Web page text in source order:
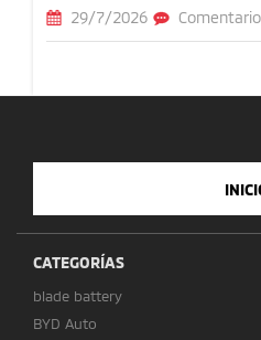
29/7/2026
CATEGORÍAS
blade battery
BYD Auto